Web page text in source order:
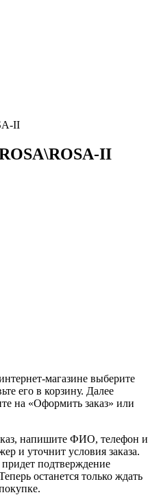
II
II
магазине выберите
его в корзину. Далее
на «Оформить заказ» или
напишите ФИО, телефон и
и уточнит условия заказа.
придет подтверждение
останется только ждать